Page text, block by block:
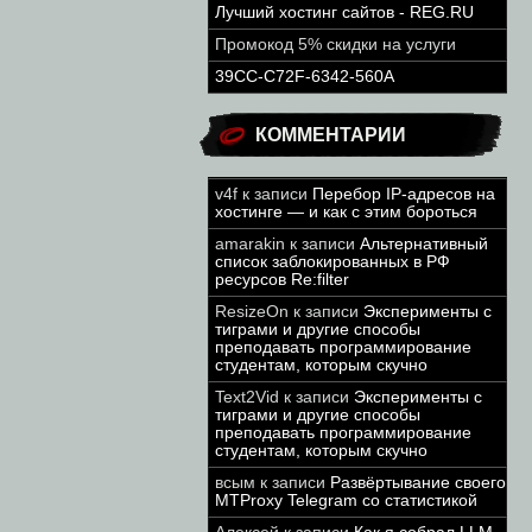
Лучший хостинг сайтов - REG.RU
Промокод 5% скидки на услуги
39CC-C72F-6342-560A
КОММЕНТАРИИ
v4f к записи Перебор IP-адресов на
хостинге — и как с этим бороться
amarakin к записи Альтернативный
список заблокированных в РФ
ресурсов Re:filter
ResizeOn к записи Эксперименты с
тиграми и другие способы
преподавать программирование
студентам, которым скучно
Text2Vid к записи Эксперименты с
тиграми и другие способы
преподавать программирование
студентам, которым скучно
всым к записи Развёртывание своего
MTProxy Telegram со статистикой